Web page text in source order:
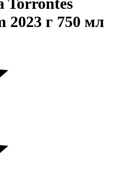
Torrontes
2023 г 750 мл